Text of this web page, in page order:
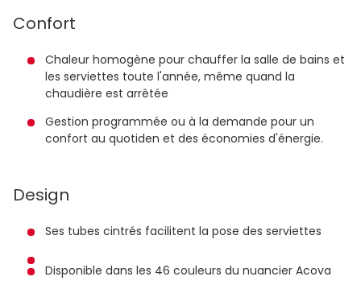
Confort
Chaleur homogène pour chauffer la salle de bains et
les serviettes toute l'année, même quand la
chaudière est arrêtée
Gestion programmée ou à la demande pour un
confort au quotiden et des économies d'énergie.
Design
Ses tubes cintrés facilitent la pose des serviettes
Disponible dans les 46 couleurs du nuancier Acova